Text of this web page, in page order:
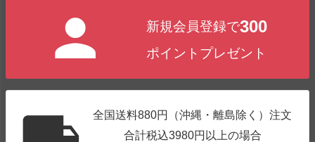
新規会員登録で300
ポイントプレゼント
全国送料880円（沖縄・離島除く）注文
合計税込3980円以上の場合